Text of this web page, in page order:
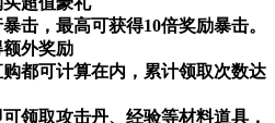
击，最高可获得10倍奖励暴击。
外奖励
都可计算在内，累计领取次数达
领取攻击丹、经验等材料道具，